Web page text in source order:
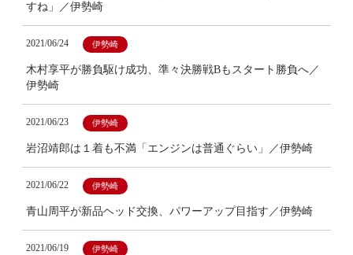
すね」／伊勢崎
2021/06/24 伊勢崎
木村享平が勝負駆け成功、準々決勝戦Bもスタート勝負へ／
伊勢崎
2021/06/23 伊勢崎
岩沼靖郎は１着も不満「エンジンは普通ぐらい」／伊勢崎
2021/06/22 伊勢崎
青山周平が新品ヘッド交換、パワーアップ目指す／伊勢崎
2021/06/19 伊勢崎